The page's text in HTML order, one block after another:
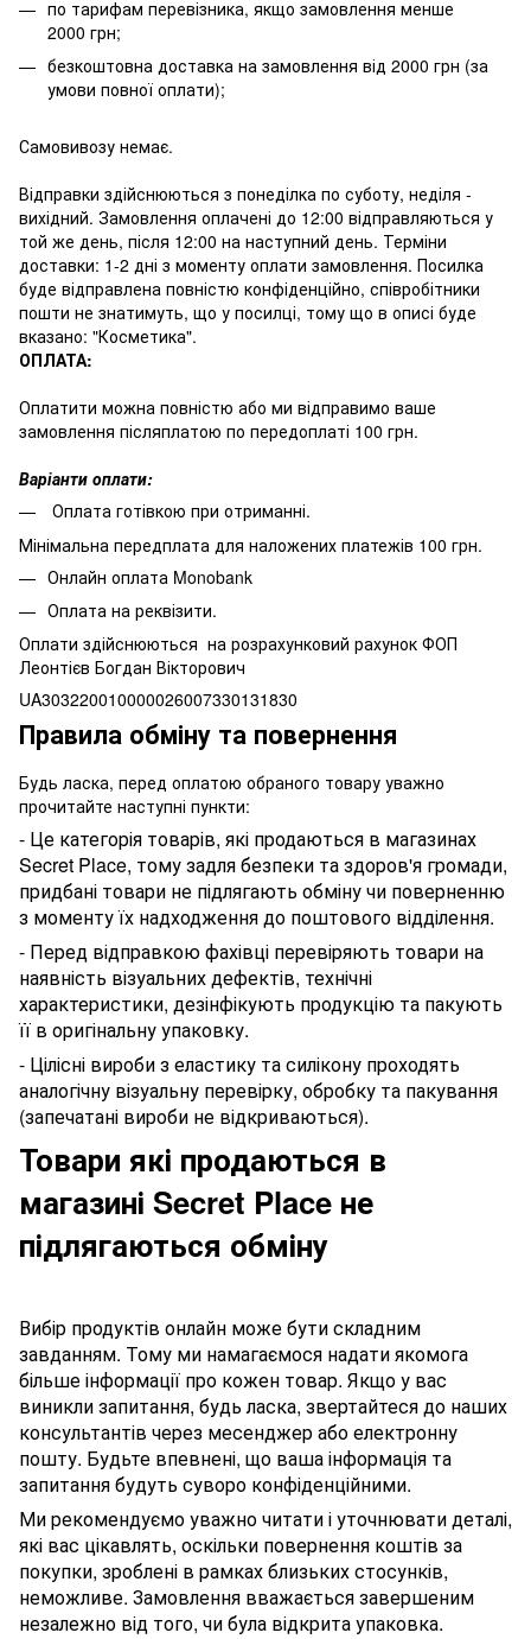
по тарифам перевізника, якщо замовлення менше
2000 грн;
безкоштовна доставка на замовлення від 2000 грн (за
умови повної оплати);
Самовивозу немає.
Відправки здійснюються з понеділка по суботу, неділя -
вихідний. Замовлення оплачені до 12:00 відправляються у
той же день, після 12:00 на наступний день. Терміни
доставки: 1-2 дні з моменту оплати замовлення. Посилка
буде відправлена повністю конфіденційно, співробітники
пошти не знатимуть, що у посилці, тому що в описі буде
вказано: "Косметика".
ОПЛАТА:
Оплатити можна повністю або ми відправимо ваше
замовлення післяплатою по передоплаті 100 грн.
Варіанти оплати:
Оплата готівкою при отриманні.
Мінімальна передплата для наложених платежів 100 грн.
Онлайн оплата Monobank
Оплата на реквізити.
Оплати здійснюються на розрахунковий рахунок ФОП
Леонтієв Богдан Вікторович
UA303220010000026007330131830
Правила обміну та повернення
Будь ласка, перед оплатою обраного товару уважно
прочитайте наступні пункти:
- Це категорія товарів, які продаються в магазинах
Secret Place, тому задля безпеки та здоров'я громади,
придбані товари не підлягають обміну чи поверненню
з моменту їх надходження до поштового відділення.
- Перед відправкою фахівці перевіряють товари на
наявність візуальних дефектів, технічні
характеристики, дезінфікують продукцію та пакують
її в оригінальну упаковку.
- Цілісні вироби з еластику та силікону проходять
аналогічну візуальну перевірку, обробку та пакування
(запечатані вироби не відкриваються).
Товари які продаються в
магазині Secret Place не
підлягаються обміну
Вибір продуктів онлайн може бути складним
завданням. Тому ми намагаємося надати якомога
більше інформації про кожен товар. Якщо у вас
виникли запитання, будь ласка, звертайтеся до наших
консультантів через месенджер або електронну
пошту. Будьте впевнені, що ваша інформація та
запитання будуть суворо конфіденційними.
Ми рекомендуємо уважно читати і уточнювати деталі,
які вас цікавлять, оскільки повернення коштів за
покупки, зроблені в рамках близьких стосунків,
неможливе. Замовлення вважається завершеним
незалежно від того, чи була відкрита упаковка.